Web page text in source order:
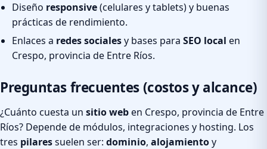
Diseño responsive(celulares y tablets) y buenas
prácticas de rendimiento.
Enlaces a redes socialesy bases para SEO local en
Crespo, provincia de Entre Ríos.
Preguntas frecuentes (costos y alcance)
¿Cuánto cuesta un sitio weben Crespo, provincia de Entre
Ríos? Depende de módulos, integraciones y hosting. Los
tres pilaressuelen ser: dominio, alojamientoy